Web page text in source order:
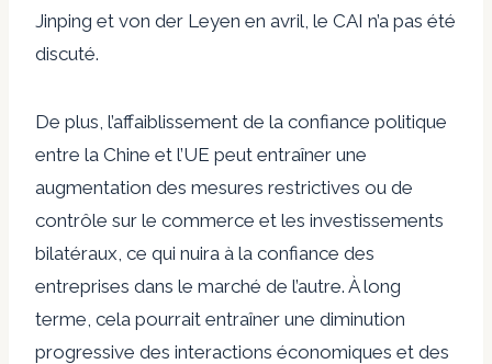
Jinping et von der Leyen en avril, le CAI n’a pas été
discuté.
De plus, l’affaiblissement de la confiance politique
entre la Chine et l’UE peut entraîner une
augmentation des mesures restrictives ou de
contrôle sur le commerce et les investissements
bilatéraux, ce qui nuira à la confiance des
entreprises dans le marché de l’autre. À long
terme, cela pourrait entraîner une diminution
progressive des interactions économiques et des